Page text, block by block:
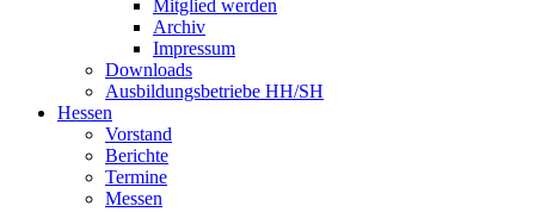
Mitglied werden
Archiv
Impressum
Downloads
Ausbildungsbetriebe HH/SH
Hessen
Vorstand
Berichte
Termine
Messen